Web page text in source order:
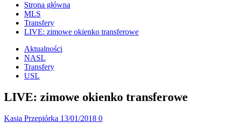
Strona główna
MLS
Transfery
LIVE: zimowe okienko transferowe
Aktualności
NASL
Transfery
USL
LIVE: zimowe okienko transferowe
Kasia Przepiórka 13/01/2018 0